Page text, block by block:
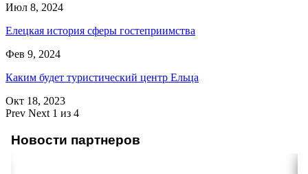
Июл 8, 2024
Елецкая история сферы гостеприимства
Фев 9, 2024
Каким будет туристический центр Ельца
Окт 18, 2023
Prev Next 1 из 4
Новости партнеров